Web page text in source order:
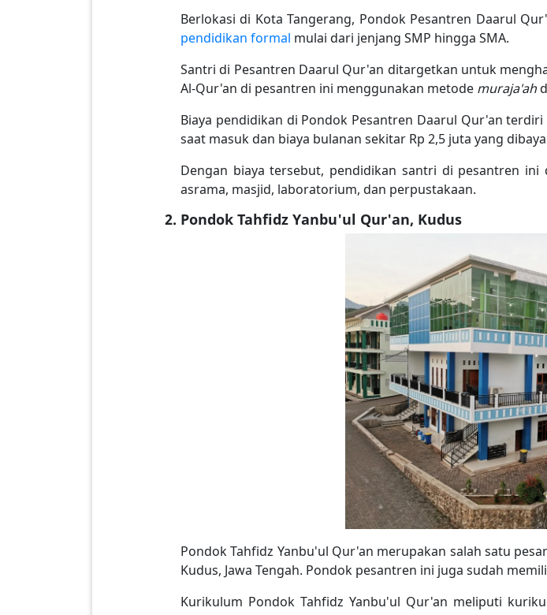
Berlokasi di Kota Tangerang, Pondok Pesantren Daarul
pendidikan formal mulai dari jenjang SMP hingga SMA.
Santri di Pesantren Daarul Qur'an ditargetkan untuk
Al-Qur'an di pesantren ini menggunakan metode muraja'ah
Biaya pendidikan di Pondok Pesantren Daarul Qur'an
saat masuk dan biaya bulanan sekitar Rp 2,5 juta yang
Dengan biaya tersebut, pendidikan santri di pesantren
asrama, masjid, laboratorium, dan perpustakaan.
Pondok Tahfidz Yanbu'ul Qur'an, Kudus
Pondok Tahfidz Yanbu'ul Qur'an merupakan salah satu
Kudus, Jawa Tengah. Pondok pesantren ini juga sudah
Kurikulum Pondok Tahfidz Yanbu'ul Qur'an meliputi